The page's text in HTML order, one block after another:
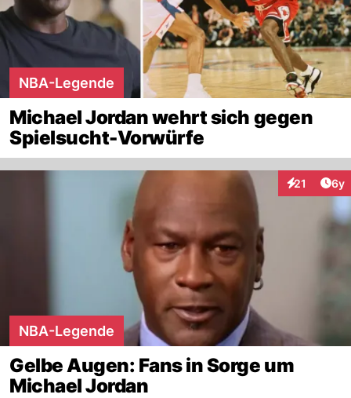
NBA-Legende
Michael Jordan wehrt sich gegen
Spielsucht-Vorwürfe
21 6y
NBA-Legende
Gelbe Augen: Fans in Sorge um
Michael Jordan